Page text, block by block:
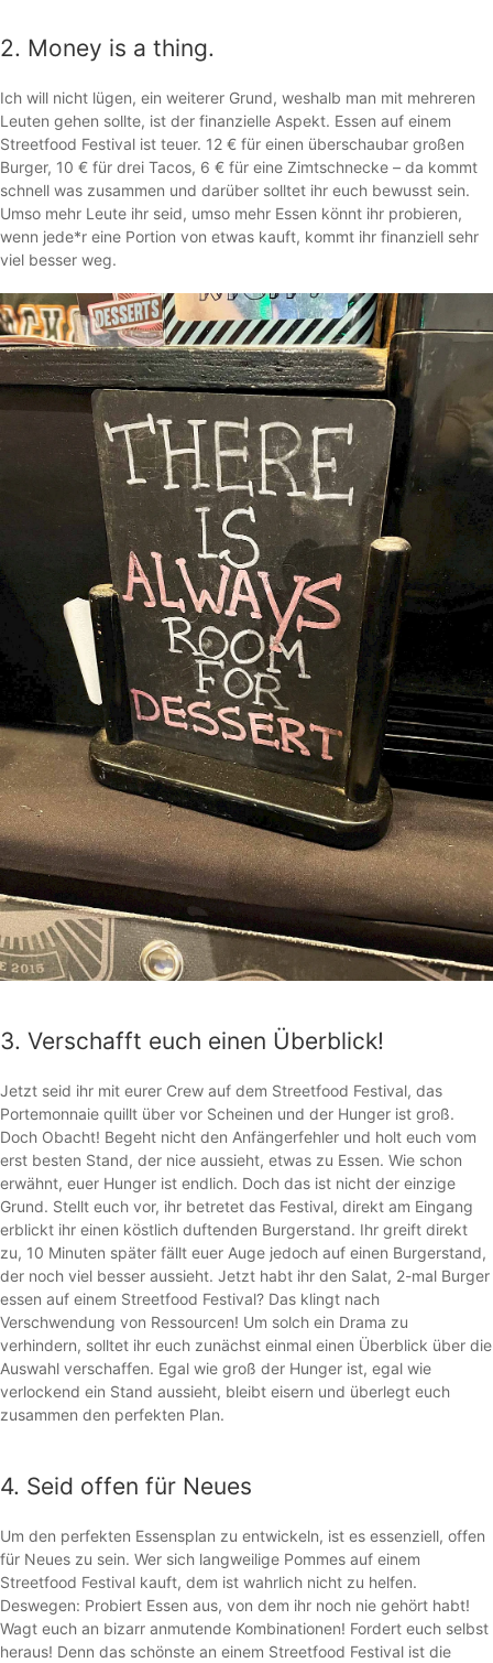
2. Money is a thing.
Ich will nicht lügen, ein weiterer Grund, weshalb man mit mehreren
Leuten gehen sollte, ist der finanzielle Aspekt. Essen auf einem
Streetfood Festival ist teuer. 12 € für einen überschaubar großen
Burger, 10 € für drei Tacos, 6 € für eine Zimtschnecke – da kommt
schnell was zusammen und darüber solltet ihr euch bewusst sein.
Umso mehr Leute ihr seid, umso mehr Essen könnt ihr probieren,
wenn jede*r eine Portion von etwas kauft, kommt ihr finanziell sehr
viel besser weg.
3. Verschafft euch einen Überblick!
Jetzt seid ihr mit eurer Crew auf dem Streetfood Festival, das
Portemonnaie quillt über vor Scheinen und der Hunger ist groß.
Doch Obacht! Begeht nicht den Anfängerfehler und holt euch vom
erst besten Stand, der nice aussieht, etwas zu Essen. Wie schon
erwähnt, euer Hunger ist endlich. Doch das ist nicht der einzige
Grund. Stellt euch vor, ihr betretet das Festival, direkt am Eingang
erblickt ihr einen köstlich duftenden Burgerstand. Ihr greift direkt
zu, 10 Minuten später fällt euer Auge jedoch auf einen Burgerstand,
der noch viel besser aussieht. Jetzt habt ihr den Salat, 2-mal Burger
essen auf einem Streetfood Festival? Das klingt nach
Verschwendung von Ressourcen! Um solch ein Drama zu
verhindern, solltet ihr euch zunächst einmal einen Überblick über die
Auswahl verschaffen. Egal wie groß der Hunger ist, egal wie
verlockend ein Stand aussieht, bleibt eisern und überlegt euch
zusammen den perfekten Plan.
4. Seid offen für Neues
Um den perfekten Essensplan zu entwickeln, ist es essenziell, offen
für Neues zu sein. Wer sich langweilige Pommes auf einem
Streetfood Festival kauft, dem ist wahrlich nicht zu helfen.
Deswegen: Probiert Essen aus, von dem ihr noch nie gehört habt!
Wagt euch an bizarr anmutende Kombinationen! Fordert euch selbst
heraus! Denn das schönste an einem Streetfood Festival ist die